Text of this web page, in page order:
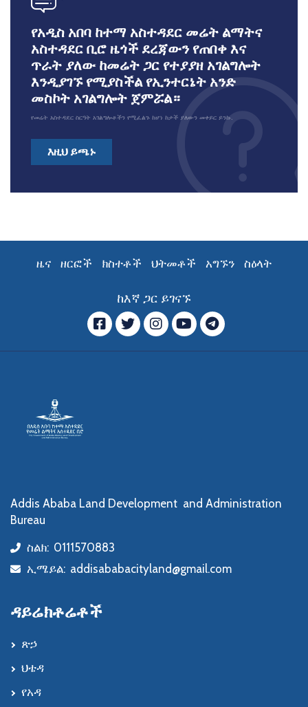
የአዲስ አበባ ከተማ አስተዳደር መሬት ልማትና
አስተዳደር ቢሮ ዜጎች ደረጃውን የጠበቀ እና
ጥራት ያለው ከመሬት ጋር የተያያዘ አገልግሎት
እንዲያገኙ የሚያስችል የኢንተርኔት አንድ
መስኮት አገልግሎት ጀምሯል።
የመሬት አስተዳደር ስርዓት አገልግሎቶችን የሚፈልጉ ከሆነ ከታች ያለውን መቀይር ይንኩ.
እዚህ ይጫኑ
ዜና ዘርፎች ክስተቶች ህትመቶች አግኙን ስዕላት
ከእኛ ጋር ይገናኙ
ፌስቡክትዊተርኢንስታግራም
ዩ ቲዩብቴሌግራም
Addis Ababa Land Development and Administration
Bureau
icon
ስልክ: 0111570883
icon
ኢሜይል: addisababacityland@gmail.com
ዳይሬክቶሬቶች
ጽኃ
ህቴዳ
የአዳ